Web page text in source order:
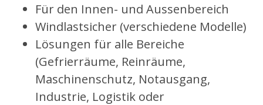
Für den Innen- und Aussenbereich
Windlastsicher (verschiedene Modelle)
Lösungen für alle Bereiche
​(Gefrierräume, Reinräume,
Maschinenschutz, Notausgang,
Industrie, Logistik oder